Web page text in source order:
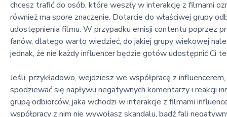
chcesz trafić do osób, które weszły w interakcję z filmami
również ma spore znaczenie. Dotarcie do właściwej grupy
udostępnienia filmu. W przypadku emisji contentu poprzez
fanów, dlatego warto wiedzieć, do jakiej grupy wiekowej
jednak, że nie każdy influencer będzie gotów udostępnić Ci
Jeśli, przykładowo, wejdziesz we współpracę z
spodziewać się napływu negatywnych komentarzy i reakcji
grupą odbiorców, jaka wchodzi w interakcje z filmami
współpracy z nim nie wywołasz skandalu, bądź fali